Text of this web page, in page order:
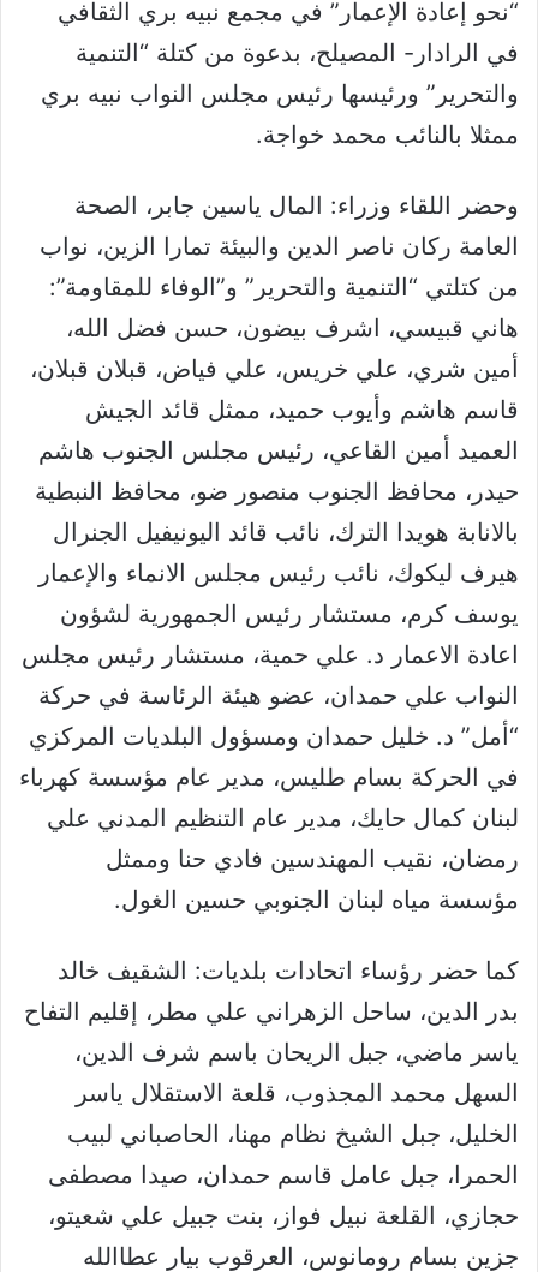
“نحو إعادة الإعمار” في مجمع نبيه بري الثقافي
في الرادار- المصيلح، بدعوة من كتلة “التنمية
والتحرير” ورئيسها رئيس مجلس النواب نبيه بري
ممثلا بالنائب محمد خواجة.
وحضر اللقاء وزراء: المال ياسين جابر، الصحة
العامة ركان ناصر الدين والبيئة تمارا الزين، نواب
من كتلتي “التنمية والتحرير” و”الوفاء للمقاومة”:
هاني قبيسي، اشرف بيضون، حسن فضل الله،
أمين شري، علي خريس، علي فياض، قبلان قبلان،
قاسم هاشم وأيوب حميد، ممثل قائد الجيش
العميد أمين القاعي، رئيس مجلس الجنوب هاشم
حيدر، محافظ الجنوب منصور ضو، محافظ النبطية
بالانابة هويدا الترك، نائب قائد اليونيفيل الجنرال
هيرف ليكوك، نائب رئيس مجلس الانماء والإعمار
يوسف كرم، مستشار رئيس الجمهورية لشؤون
اعادة الاعمار د. علي حمية، مستشار رئيس مجلس
النواب علي حمدان، عضو هيئة الرئاسة في حركة
“أمل” د. خليل حمدان ومسؤول البلديات المركزي
في الحركة بسام طليس، مدير عام مؤسسة كهرباء
لبنان كمال حايك، مدير عام التنظيم المدني علي
رمضان، نقيب المهندسين فادي حنا وممثل
مؤسسة مياه لبنان الجنوبي حسين الغول.
كما حضر رؤساء اتحادات بلديات: الشقيف خالد
بدر الدين، ساحل الزهراني علي مطر، إقليم التفاح
ياسر ماضي، جبل الريحان باسم شرف الدين،
السهل محمد المجذوب، قلعة الاستقلال ياسر
الخليل، جبل الشيخ نظام مهنا، الحاصباني لبيب
الحمرا، جبل عامل قاسم حمدان، صيدا مصطفى
حجازي، القلعة نبيل فواز، بنت جبيل علي شعيتو،
جزين بسام رومانوس، العرقوب بيار عطاالله